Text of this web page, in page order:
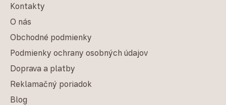
Kontakty
O nás
Obchodné podmienky
Podmienky ochrany osobných údajov
Doprava a platby
Reklamačný poriadok
Blog